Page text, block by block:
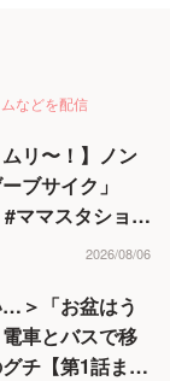
などを配信
ムリ〜！】ノン
ブサイク」
#ママスタショー
2026/08/06
＞「お盆はう
車とバスで移
チ【第1話まん